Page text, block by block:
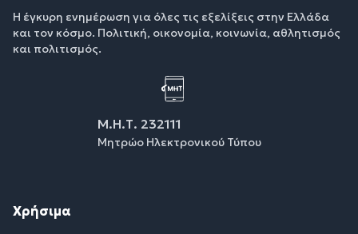
Η έγκυρη ενημέρωση για όλες τις εξελίξεις στην Ελλάδα
και τον κόσμο. Πολιτική, οικονομία, κοινωνία, αθλητισμός
και πολιτισμός.
Μ.Η.Τ. 232111
Μητρώο Ηλεκτρονικού Τύπου
Χρήσιμα